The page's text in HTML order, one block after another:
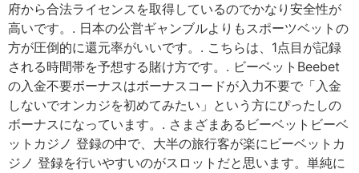
府から合法ライセンスを取得しているのでかなり安全性が
高いです。. 日本の公営ギャンブルよりもスポーツベットの
方が圧倒的に還元率がいいです。. こちらは、1点目が記録
される時間帯を予想する賭け方です。. ビーベットBeebet
の入金不要ボーナスはボーナスコードが入力不要で「入金
しないでオンカジを初めてみたい」という方にぴったしの
ボーナスになっています。. さまざまあるビーベットビーベ
ットカジノ 登録の中で、大半の旅行客が楽にビーベットカ
ジノ 登録を行いやすいのがスロットだと思います。単純に